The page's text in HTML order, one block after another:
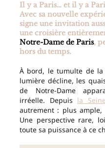
Il y a Paris… et il y a
Avec sa nouvelle
signe une invitation
une croisière
Notre-Dame de Paris,
hors du temps.
À bord, le tumulte de la
lumière décline, les
de Notre-Dame
irréelle. Depuis la Seine
autrement : plus
Une perspective rare,
toute sa puissance à ce